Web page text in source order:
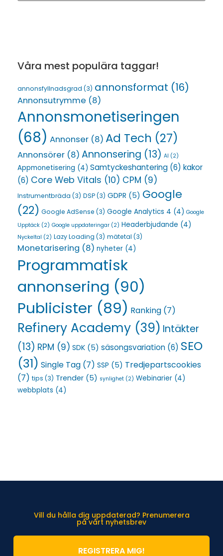
Våra mest populära taggar!
annonsfyllnadsgrad (3) annonsformat (16)
Annonsutrymme (8)
Annonsmonetiseringen
(68) Annonser (8) Ad Tech (27)
Annonsörer (8) Annonsering (13) AI (2)
Appmonetisering (4) Samtyckeshantering (6) kakor
(6) Core Web Vitals (10) CPM (9)
Instrumentbräda (3) DSP(3) GDPR (5) Google
(22) Google AdSense (3) Google Analytics 4 (4) Google
Upptäck (2) Google uppdateringar (2) Headerbjudande (4)
Nyckeltal (2) Lazy Loading (3) mätetal (3)
Monetarisering (8) nyheter (4)
Programmatisk
annonsering (90)
Publicister (89) Ranking (7)
Refinery Academy (39) Intäkter
(13) RPM (9) SDK (5) säsongsvariation (6) SEO
(31) Single Tag (7) SSP (5) Tredjepartscookies
(7) tips (3) Trender (5) synlighet (2) Webinarier (4)
webbplats (4)
Vill du hålla dig uppdaterad? Prenumerera
på vårt nyhetsbrev
REGISTRERA MIG!